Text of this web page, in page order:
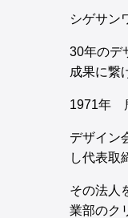
シゲサン
30年のデ
成果に繋
1971年
デザイン
し代表取
その法人
業部のク